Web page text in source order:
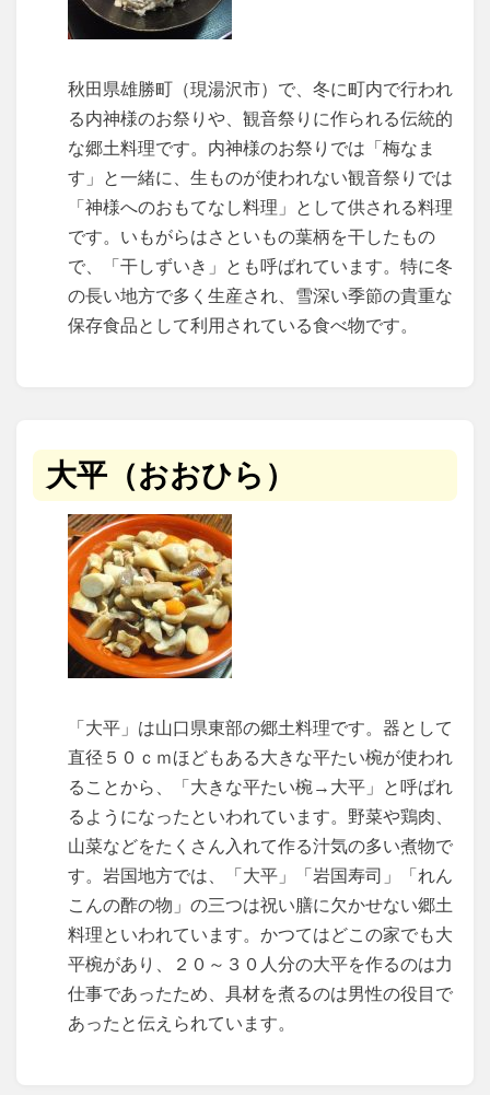
秋田県雄勝町（現湯沢市）で、冬に町内で行われ
る内神様のお祭りや、観音祭りに作られる伝統的
な郷土料理です。内神様のお祭りでは「梅なま
す」と一緒に、生ものが使われない観音祭りでは
「神様へのおもてなし料理」として供される料理
です。いもがらはさといもの葉柄を干したもの
で、「干しずいき」とも呼ばれています。特に冬
の長い地方で多く生産され、雪深い季節の貴重な
保存食品として利用されている食べ物です。
大平（おおひら）
「大平」は山口県東部の郷土料理です。器として
直径５０ｃｍほどもある大きな平たい椀が使われ
ることから、「大きな平たい椀→大平」と呼ばれ
るようになったといわれています。野菜や鶏肉、
山菜などをたくさん入れて作る汁気の多い煮物で
す。岩国地方では、「大平」「岩国寿司」「れん
こんの酢の物」の三つは祝い膳に欠かせない郷土
料理といわれています。かつてはどこの家でも大
平椀があり、２０～３０人分の大平を作るのは力
仕事であったため、具材を煮るのは男性の役目で
あったと伝えられています。